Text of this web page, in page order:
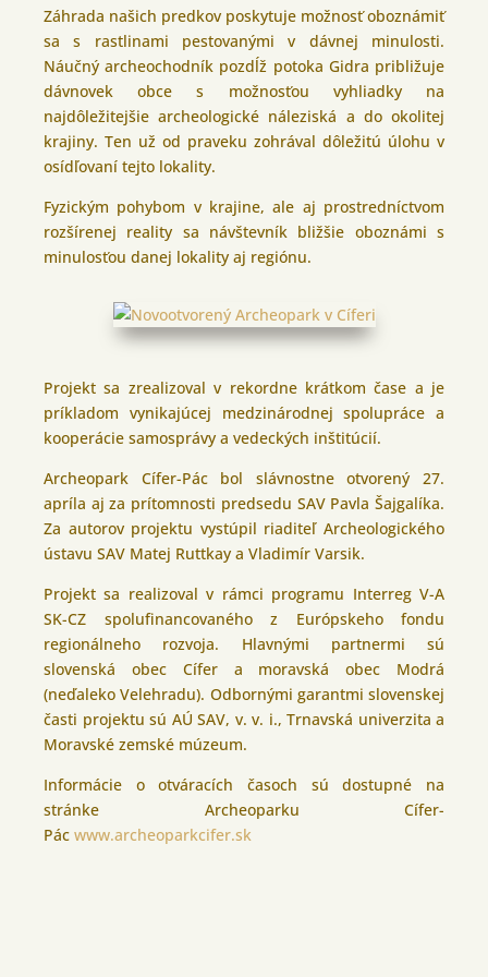
Záhrada našich predkov poskytuje možnosť oboznámiť
sa s rastlinami pestovanými v dávnej minulosti.
Náučný archeochodník pozdĺž potoka Gidra približuje
dávnovek obce s možnosťou vyhliadky na
najdôležitejšie archeologické náleziská a do okolitej
krajiny. Ten už od praveku zohrával dôležitú úlohu v
osídľovaní tejto lokality.
Fyzickým pohybom v krajine, ale aj prostredníctvom
rozšírenej reality sa návštevník bližšie oboznámi s
minulosťou danej lokality aj regiónu.
Projekt sa zrealizoval v rekordne krátkom čase a je
príkladom vynikajúcej medzinárodnej spolupráce a
kooperácie samosprávy a vedeckých inštitúcií.
Archeopark Cífer-Pác bol slávnostne otvorený 27.
apríla aj za prítomnosti predsedu SAV Pavla Šajgalíka.
Za autorov projektu vystúpil riaditeľ Archeologického
ústavu SAV Matej Ruttkay a Vladimír Varsik.
Projekt sa realizoval v rámci programu Interreg V-A
SK-CZ spolufinancovaného z Európskeho fondu
regionálneho rozvoja. Hlavnými partnermi sú
slovenská obec Cífer a moravská obec Modrá
(neďaleko Velehradu). Odbornými garantmi slovenskej
časti projektu sú AÚ SAV, v. v. i., Trnavská univerzita a
Moravské zemské múzeum.
Informácie o otváracích časoch sú dostupné na
stránke Archeoparku Cífer-
Pác www.archeoparkcifer.sk